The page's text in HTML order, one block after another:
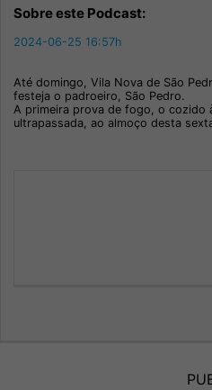
Sobre este Podcast:
2024-06-25 16:57h
Até domingo, Vila Nova de São
festeja o padroeiro, São Pedro.
A primeira prova de fogo, o cozido
ultrapassada, ao almoço desta